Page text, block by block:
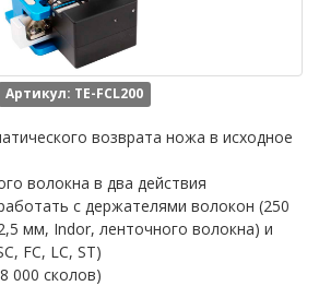
Артикул: TE-FCL200
возврата ножа в исходное
волокна в два действия
с держателями волокон (250
мм, Indor, ленточного волокна) и
FC, LC, ST)
000 сколов)